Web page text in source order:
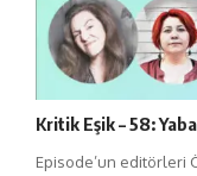
Kritik Eşik – 58:
Episode’un editörleri